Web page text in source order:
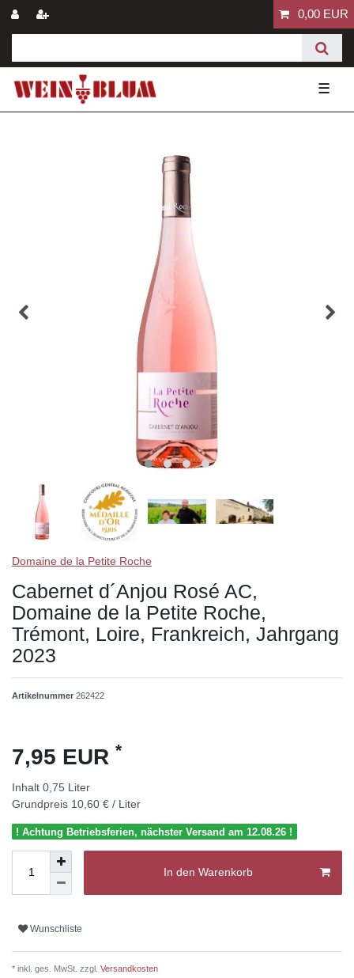
0,00 EUR
☰
Domaine de la Petite Roche
Cabernet d´Anjou Rosé AC,
Domaine de la Petite Roche,
Trémont, Loire, Frankreich, Jahrgang
2023
Artikelnummer 262422
7,95 EUR *
Inhalt 0,75 Liter
Grundpreis 10,60 € / Liter
! Achtung Betriebsferien, nächster Versand am 12.08.26 !
In den Warenkorb
Wunschliste
* inkl. ges. MwSt. zzgl. Versandkosten